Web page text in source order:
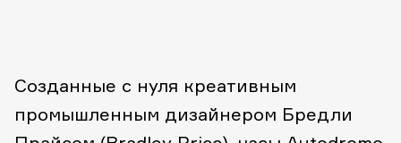
Созданные с нуля креативным
промышленным дизайнером Бредли